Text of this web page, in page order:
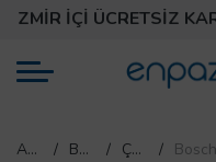
İÇİ ÜCRETSİZ KARGO
Anasayfa Beyaz Eşya Çamaşır Makinesi